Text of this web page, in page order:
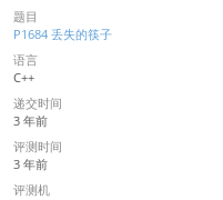
题目
P1684 丢失的筷子
语言
C++
递交时间
3 年前
评测时间
3 年前
评测机